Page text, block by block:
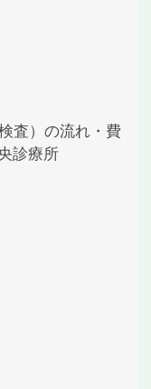
査）の流れ・費
診療所